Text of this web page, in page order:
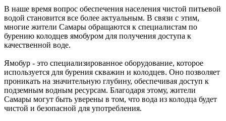
В наше время вопрос обеспечения населения чистой питьевой
водой становится все более актуальным. В связи с этим,
многие жители Самары обращаются к специалистам по
бурению колодцев ямобуром для получения доступа к
качественной воде.
Ямобур - это специализированное оборудование, которое
используется для бурения скважин и колодцев. Оно позволяет
проникать на значительную глубину, обеспечивая доступ к
подземным водным ресурсам. Благодаря этому, жители
Самары могут быть уверены в том, что вода из колодца будет
чистой и безопасной для употребления.